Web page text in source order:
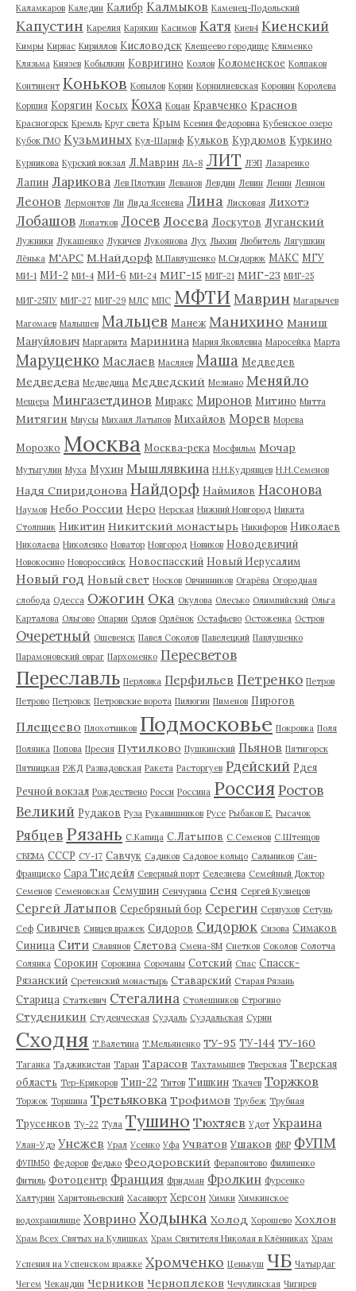
Каламкаров Каледин Калибр Калмыков Каменец-Подольский
Капустин Карелия Карякин Касимов Катя Киев4 Киенский
Кимры Кирвас Кириллов Кисловодск Клещеево городище Клименко
Клязьма Князев Кобылкин Ковригино Козлов Коломенское Колпаков
Континент Коньков Копылов Корин Корнилиевская Коровин Королева
Коршия Корягин Косых Коха Коцан Кравченко Краснов
Красногорск Кремль Круг света Крым Ксения Федоровна Кубенское озеро
Кубок ГМО Кузьминых Кул-Шариф Кульков Курдюмов Куркино
Курникова Курский вокзал Л.Маврин ЛА-8 ЛИТ ЛЭП Лазаренко
Лапин Ларикова Лев Плоткин Леванов Левдин Левин Ленин Леннон
Леонов Лермонтов Ли Лида Ясенева Лина Лисковая Лихотэ
Лобашов Лопатков Лосев Лосева Лоскутов Луганский
Лужники Лукашенко Лукичев Лукоянова Лух Лыхин Любитель Лягушкин
Лёнька М'АРС М.Найдорф М.Павлушенко М.Сидорюк МАКС МГУ
МИ-1 МИ-2 МИ-4 МИ-6 МИ-24 МИГ-15 МИГ-21 МИГ-23 МИГ-25
МИГ-25ПУ МИГ-27 МИГ-29 МЛС МПС МФТИ Маврин Магарычев
Магомаев Малышев Мальцев Манеж Манихино Маниш
Мануйлович Маргарита Маринина Мария Яковлевна Маросейка Марта
Маруценко Маслаев Масляев Маша Медведев
Медведева Медведица Медведский Мезиано Меняйло
Мещера Мингазетдинов Миракс Миронов Митино Митта
Митягин Миусы Михаил Латыпов Михайлов Морев Морева
Морозко Москва Москва-река Мосфильм Мочар
Мутыгулин Муха Мухин Мышлявкина Н.Н.Кудрявцев Н.Н.Семенов
Надя Спиридонова Найдорф Наймилов Насонова
Наумов Небо России Неро Нерская Нижний Новгород Никита
Столпник Никитин Никитский монастырь Никифоров Николаев
Николаева Николенко Новатор Новгород Новиков Новодевичий
Новокосино Новороссийск Новоспасский Новый Иерусалим
Новый год Новый свет Носков Овчинников Огарёва Огородная
слобода Одесса Ожогин Ока Окулова Олесько Олимпийский Ольга
Карталова Ольгово Опарин Орлов Орлёнок Остафьево Остоженка Остров
Очеретный Ошевенск Павел Соколов Павелецкий Павлушенко
Парамоновский овраг Пархоменко Пересветов
Переславль Перловка Перфильев Петренко Петров
Петрово Петровск Петровские ворота Пилюгин Пименов Пирогов
Плещеево Плохотников Подмосковье Покровка Поля
Полянка Попова Пресня Путилково Пушкинский Пьянов Пятигорск
Пятницкая РЖД Развадовская Ракета Расторгуев Рдейский Рдея
Речной вокзал Рождествено Росси Россина Россия Ростов
Великий Рудаков Руза Рукавишников Русе Рыбаков Е. Рысачок
Рябцев Рязань С.Капица С.Латыпов С.Семенов С.Штенцов
СВЕМА СССР СУ-17 Савчук Садиков Садовое кольцо Сальников Сан-
Франциско Сара Тисдейл Северный порт Селезнева Семейный Доктор
Семенов Семеновская Семушин Сенчурина Сеня Сергей Кузнецов
Сергей Латыпов Серебряный бор Серегин Серпухов Сетунь
Сеф Сивичев Сивцев вражек Сидоров Сидорюк Сизова Симаков
Синица Сити Славянов Слетова Смена-8М Снетков Соколов Солотча
Солянка Сорокин Сорокина Сорочаны Сотский Спас Спасск-
Рязанский Сретенский монастырь Ставарский Старая Рязань
Старица Статкевич Стегалина Столешников Строгино
Студеникин Студенческая Суздаль Суздальская Сурин
Сходня Т.Валетина Т.Мельяненко ТУ-95 ТУ-144 ТУ-160
Таганка Таджикистан Таран Тарасов Тахтамышев Тверская Тверская
область Тер-Крикоров Тип-22 Титов Тишкин Ткачев Торжков
Торжок Торшина Третьяковка Трофимов Трубеж Трубная
Трусенков Ту-22 Тула Тушино Тюхтяев Удот Украина
Улан-Удэ Унежев Урал Усенко Уфа Учватов Ушаков ФВР ФУПМ
ФУПМ50 Федоров Федько Феодоровский Ферапонтово Филипенко
Фитиль Фотоцентр Франция Фридман Фролкин Фурсенко
Халтурин Харитоньевский Хасавюрт Херсон Химки Химкинское
водохранилище Ховрино Ходынка Холод Хорошево Хохлов
Храм Всех Святых на Кулишках Храм Святителя Николая в Клённиках Храм
Успения на Успенском вражке Хромченко Ценькуш ЧБ Чатырдаг
Чегем Чекандин Черников Черноплеков Чечулинская Чигирев